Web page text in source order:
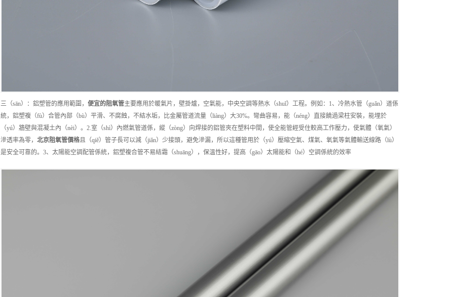
三（sān）：鋁塑管的應用範圍， 便宜的阻氧管主要應用於暖氣片，壁掛爐，空氣能，中央空調等熱水（shuǐ）工程。例如：1、冷熱水管（guǎn）道係
統，鋁塑複（fù）合管內部（bù）平滑、不腐蝕，不結水垢，比金屬管道流量（liàng）大30%。彎曲容易，能（néng）直接饒過梁柱安裝，能埋於
（yú）牆壁與混凝土內（nèi）。2.室（shì）內燃氣管道係，縱（zòng）向焊接的鋁管夾在塑料中間，使全能管經受住較高工作壓力，使氣體（氧氣）
滲透率為零， 北京阻氧管價格且（qiě）管子長可以減（jiǎn）少接頭，避免滲漏，所以這種管用於（yú）壓縮空氣、煤氣、氧氣等氣體輸送線路（lù）
是安全可靠的。3、太陽能空調配管係統，鋁塑複合管不易結霜（shuāng），保溫性好，提高（gāo）太陽能和（hé）空調係統的效率